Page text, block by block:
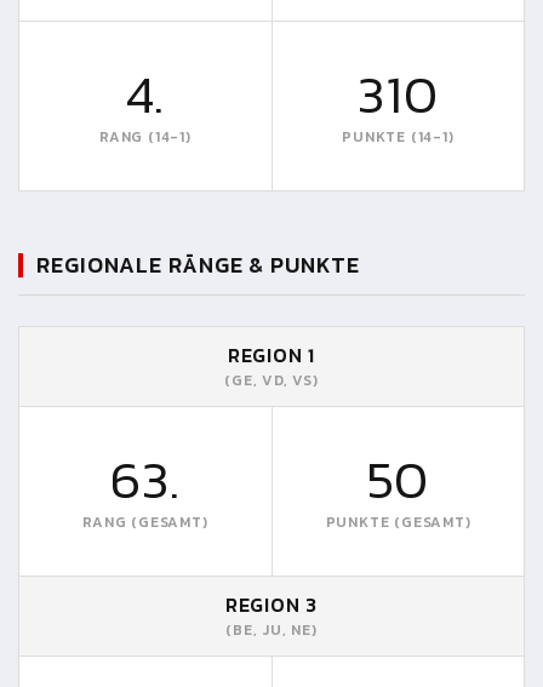
4.
RANG (14-1)
310
PUNKTE (14-1)
REGIONALE RÄNGE & PUNKTE
REGION 1
(GE, VD, VS)
63.
RANG (GESAMT)
50
PUNKTE (GESAMT)
REGION 3
(BE, JU, NE)